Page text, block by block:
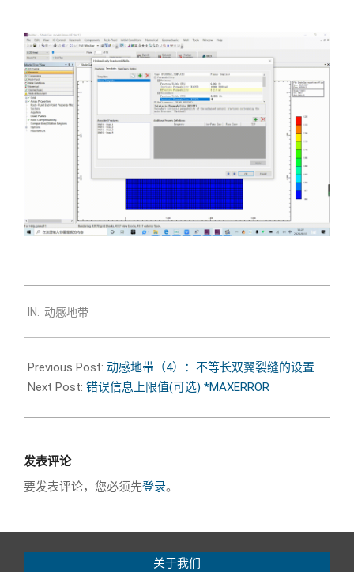
08-
19
IN: 动感地带
Previous Post: 动感地带（4）：不等长双翼裂缝的设置
Next Post: 错误信息上限值(可选) *MAXERROR
发表评论
要发表评论，您必须先登录。
关于我们